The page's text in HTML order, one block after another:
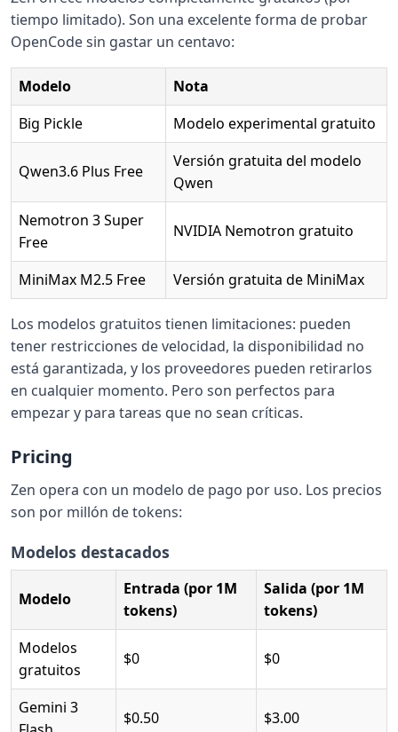
tiempo limitado). Son una excelente forma de probar
OpenCode sin gastar un centavo:
Modelo
Nota
Big Pickle
Modelo experimental gratuito
Qwen3.6 Plus Free
Versión gratuita del modelo
Qwen
Nemotron 3 Super
Free
NVIDIA Nemotron gratuito
MiniMax M2.5 Free Versión gratuita de MiniMax
Los modelos gratuitos tienen limitaciones: pueden
tener restricciones de velocidad, la disponibilidad no
está garantizada, y los proveedores pueden retirarlos
en cualquier momento. Pero son perfectos para
empezar y para tareas que no sean críticas.
Pricing
Zen opera con un modelo de pago por uso. Los precios
son por millón de tokens:
Modelos destacados
Modelo
Entrada (por 1M
tokens)
Salida (por 1M
tokens)
Modelos
gratuitos
$0 $0
Gemini 3
$0.50 $3.00